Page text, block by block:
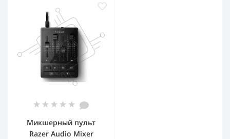
Микшерный пульт
Razer Audio Mixer